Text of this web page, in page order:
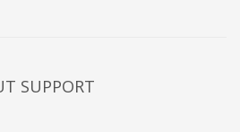
SUPPORT